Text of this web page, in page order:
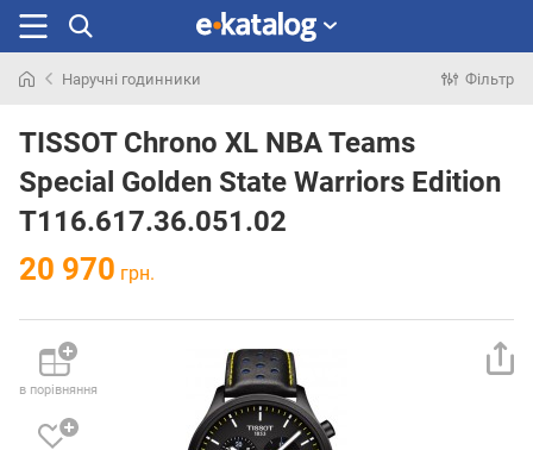
раніше
Наручні годинники Фільтр
TISSOT Chrono XL NBA Teams
Special Golden State Warriors Edition
T116.617.36.051.02
20 970 грн.
в порівняння